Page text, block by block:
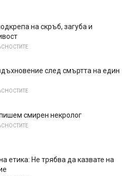
на скръб, загуба и
след смъртта на един
смирен некролог
етика: Не трябва да казвате на